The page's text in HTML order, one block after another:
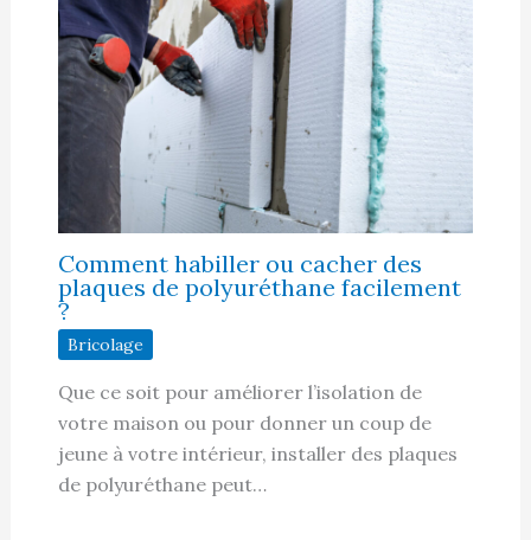
Comment habiller ou cacher des
plaques de polyuréthane facilement
?
Bricolage
Que ce soit pour améliorer l’isolation de
votre maison ou pour donner un coup de
jeune à votre intérieur, installer des plaques
de polyuréthane peut…